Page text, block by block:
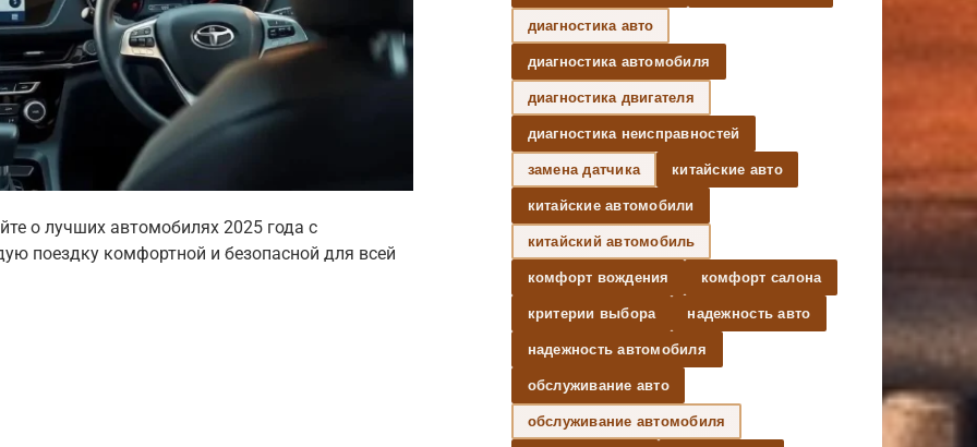
о лучших автомобилях 2025 года с
поездку комфортной и безопасной для всей
диагностика авто
диагностика автомобиля
диагностика двигателя
диагностика неисправностей
замена датчика китайские авто
китайские автомобили
китайский автомобиль
комфорт вождения комфорт салона
критерии выбора надежность авто
надежность автомобиля
обслуживание авто
обслуживание автомобиля